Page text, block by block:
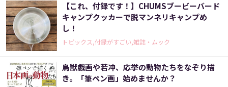
【これ、付録です！】CHUMSブービーバード
キャンプクッカーで脱マンネリキャンプめ
し！
トピックス,付録がすごい,雑誌・ムック
鳥獣戯画や若冲、応挙の動物たちをなぞり描
き。「筆ペン画」始めませんか？